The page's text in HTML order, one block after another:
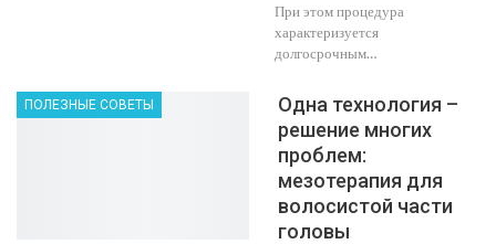
При этом процедура
характеризуется
долгосрочным…
ПОЛЕЗНЫЕ СОВЕТЫ
Одна технология –
решение многих
проблем:
мезотерапия для
волосистой части
головы